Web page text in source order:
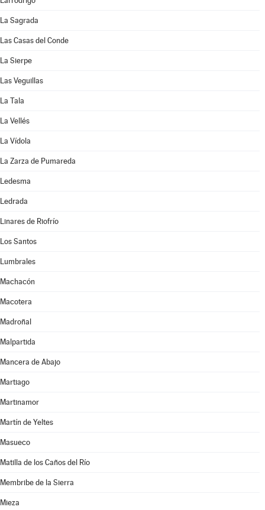
La Sagrada
Las Casas del Conde
La Sierpe
Las Veguillas
La Tala
La Vellés
La Vídola
La Zarza de Pumareda
Ledesma
Ledrada
Linares de Riofrío
Los Santos
Lumbrales
Machacón
Macotera
Madroñal
Malpartida
Mancera de Abajo
Martiago
Martinamor
Martín de Yeltes
Masueco
Matilla de los Caños del Río
Membribe de la Sierra
Mieza